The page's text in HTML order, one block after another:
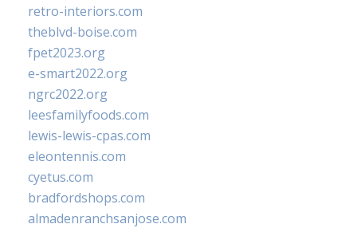
retro-interiors.com
theblvd-boise.com
fpet2023.org
e-smart2022.org
ngrc2022.org
leesfamilyfoods.com
lewis-lewis-cpas.com
eleontennis.com
cyetus.com
bradfordshops.com
almadenranchsanjose.com